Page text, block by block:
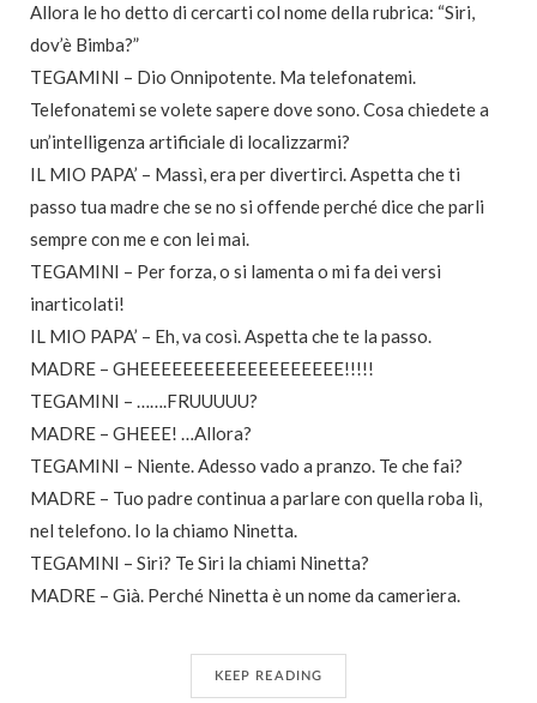
Allora le ho detto di cercarti col nome della rubrica: “Siri,
dov’è Bimba?”
TEGAMINI – Dio Onnipotente. Ma telefonatemi.
Telefonatemi se volete sapere dove sono. Cosa chiedete a
un’intelligenza artificiale di localizzarmi?
IL MIO PAPA’ – Massì, era per divertirci. Aspetta che ti
passo tua madre che se no si offende perché dice che parli
sempre con me e con lei mai.
TEGAMINI – Per forza, o si lamenta o mi fa dei versi
inarticolati!
IL MIO PAPA’ – Eh, va così. Aspetta che te la passo.
MADRE – GHEEEEEEEEEEEEEEEEEEE!!!!!
TEGAMINI – …….FRUUUUU?
MADRE – GHEEE! …Allora?
TEGAMINI – Niente. Adesso vado a pranzo. Te che fai?
MADRE – Tuo padre continua a parlare con quella roba lì,
nel telefono. Io la chiamo Ninetta.
TEGAMINI – Siri? Te Siri la chiami Ninetta?
MADRE – Già. Perché Ninetta è un nome da cameriera.
KEEP READING